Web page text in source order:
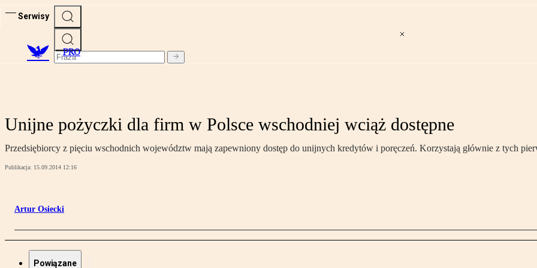
Serwisy
PRO
Unijne pożyczki dla firm w Polsce wschodniej wciąż dostępne
Przedsiębiorcy z pięciu wschodnich województw mają zapewniony dostęp do unijnych kredytów i poręczeń. Korzystają głównie z tych
Publikacja: 15.09.2014 12:16
Artur Osiecki
Powiązane